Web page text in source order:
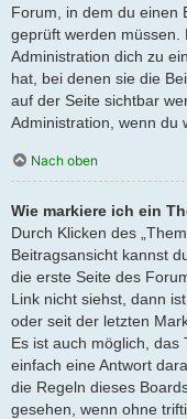
Forum, in dem du einen
geprüft werden müssen.
Administration dich zu
hat, bei denen sie die
auf der Seite sichtbar
Administration, wenn du
Nach oben
Wie markiere ich ein
Durch Klicken des
Beitragsansicht kannst
die erste Seite des
Link nicht siehst, dann
oder seit der letzten
Es ist auch möglich,
einfach eine Antwort
die Regeln dieses
gesehen, wenn ohne